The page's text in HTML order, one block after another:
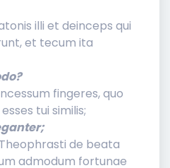
illi et deinceps qui
et tecum ita
fingeres, quo
tui similis;
de beata
admodum fortunae